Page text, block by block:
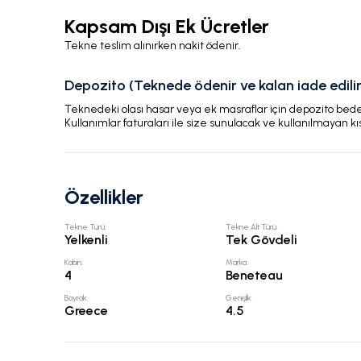
Kapsam Dışı Ek Ücretler
Tekne teslim alınırken nakit ödenir.
Depozito (Teknede ödenir ve kalan iade
Teknedeki olası hasar veya ek masraflar için depozito
Kullanımlar faturaları ile size sunulacak ve kullanılmayan
Özellikler
Tekne Türü:
Yelkenli
Tekne Alt Türü:
Tek Gövdeli
Kabin:
4
Marka:
Beneteau
Bayrak:
Greece
Genişlik:
4.5